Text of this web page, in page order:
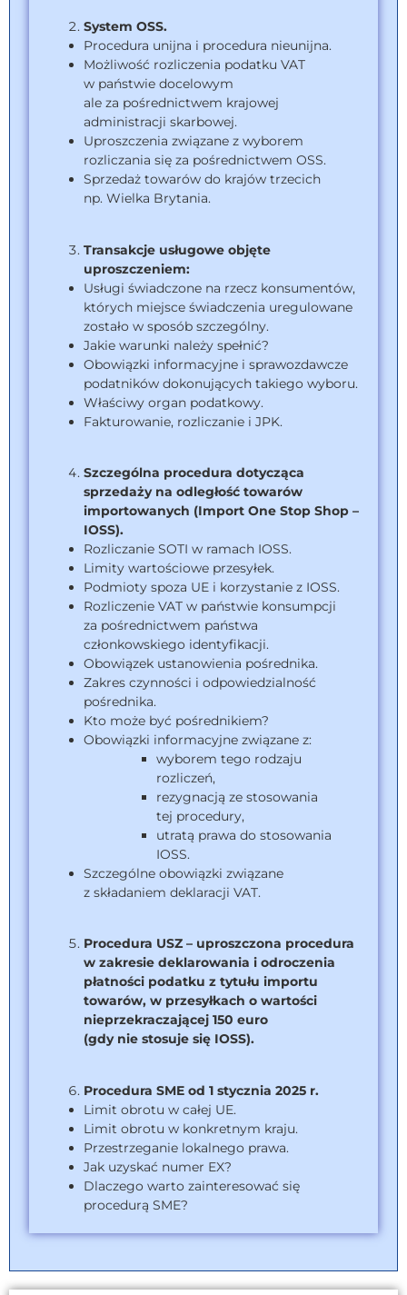
System OSS.
Procedura unijna i procedura nieunijna.
Możliwość rozliczenia podatku VAT
w państwie docelowym
ale za pośrednictwem krajowej
administracji skarbowej.
Uproszczenia związane z wyborem
rozliczania się za pośrednictwem OSS.
Sprzedaż towarów do krajów trzecich
np. Wielka Brytania.
Transakcje usługowe objęte
uproszczeniem:
Usługi świadczone na rzecz konsumentów,
których miejsce świadczenia uregulowane
zostało w sposób szczególny.
Jakie warunki należy spełnić?
Obowiązki informacyjne i sprawozdawcze
podatników dokonujących takiego wyboru.
Właściwy organ podatkowy.
Fakturowanie, rozliczanie i JPK.
Szczególna procedura dotycząca
sprzedaży na odległość towarów
importowanych (Import One Stop Shop –
IOSS).
Rozliczanie SOTI w ramach IOSS.
Limity wartościowe przesyłek.
Podmioty spoza UE i korzystanie z IOSS.
Rozliczenie VAT w państwie konsumpcji
za pośrednictwem państwa
członkowskiego identyfikacji.
Obowiązek ustanowienia pośrednika.
Zakres czynności i odpowiedzialność
pośrednika.
Kto może być pośrednikiem?
Obowiązki informacyjne związane z:
wyborem tego rodzaju
rozliczeń,
rezygnacją ze stosowania
tej procedury,
utratą prawa do stosowania
IOSS.
Szczególne obowiązki związane
z składaniem deklaracji VAT.
Procedura USZ – uproszczona procedura
w zakresie deklarowania i odroczenia
płatności podatku z tytułu importu
towarów, w przesyłkach o wartości
nieprzekraczającej 150 euro
(gdy nie stosuje się IOSS).
Procedura SME od 1 stycznia 2025 r.
Limit obrotu w całej UE.
Limit obrotu w konkretnym kraju.
Przestrzeganie lokalnego prawa.
Jak uzyskać numer EX?
Dlaczego warto zainteresować się
procedurą SME?